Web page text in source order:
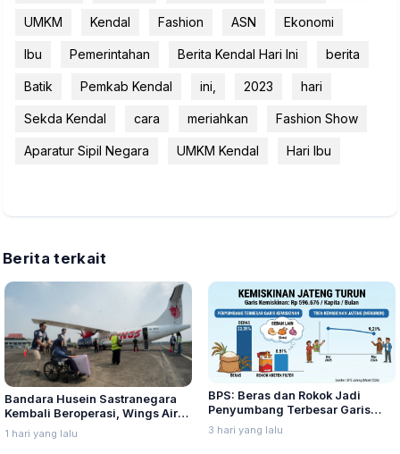
UMKM Kendal Fashion ASN Ekonomi
Ibu Pemerintahan Berita Kendal Hari Ini berita
Batik Pemkab Kendal ini, 2023 hari
Sekda Kendal cara meriahkan Fashion Show
Aparatur Sipil Negara UMKM Kendal Hari Ibu
Berita terkait
Bandara Husein Sastranegara
Kembali Beroperasi, Wings Air
Buka Rute Penerbangan
Bandung-Palembang
1 hari yang lalu
BPS: Beras dan Rokok Jadi
Penyumbang Terbesar Garis
Kemiskinan di Jateng
3 hari yang lalu